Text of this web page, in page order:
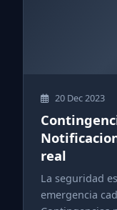
20 Dec 2023
real
La seguridad
emergencia